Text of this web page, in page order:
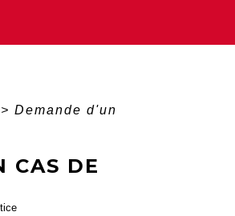
> Demande d'un
CAS DE